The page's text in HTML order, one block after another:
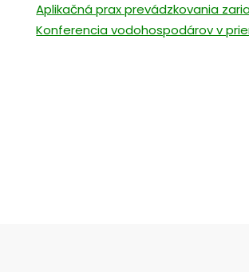
Aplikačná prax prevádzkovania
Konferencia vodohospodárov v